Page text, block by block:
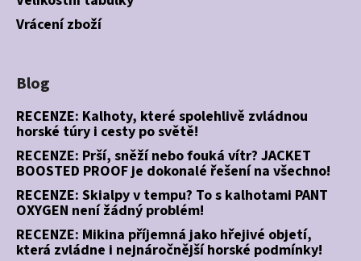
Vrácení zboží
Blog
RECENZE: Kalhoty, které spolehlivě zvládnou
horské túry i cesty po světě!
RECENZE: Prší, sněží nebo fouká vítr? JACKET
BOOSTED PROOF je dokonalé řešení na všechno!
RECENZE: Skialpy v tempu? To s kalhotami PANT
OXYGEN není žádný problém!
RECENZE: Mikina příjemná jako hřejivé objetí,
která zvládne i nejnáročnější horské podmínky!